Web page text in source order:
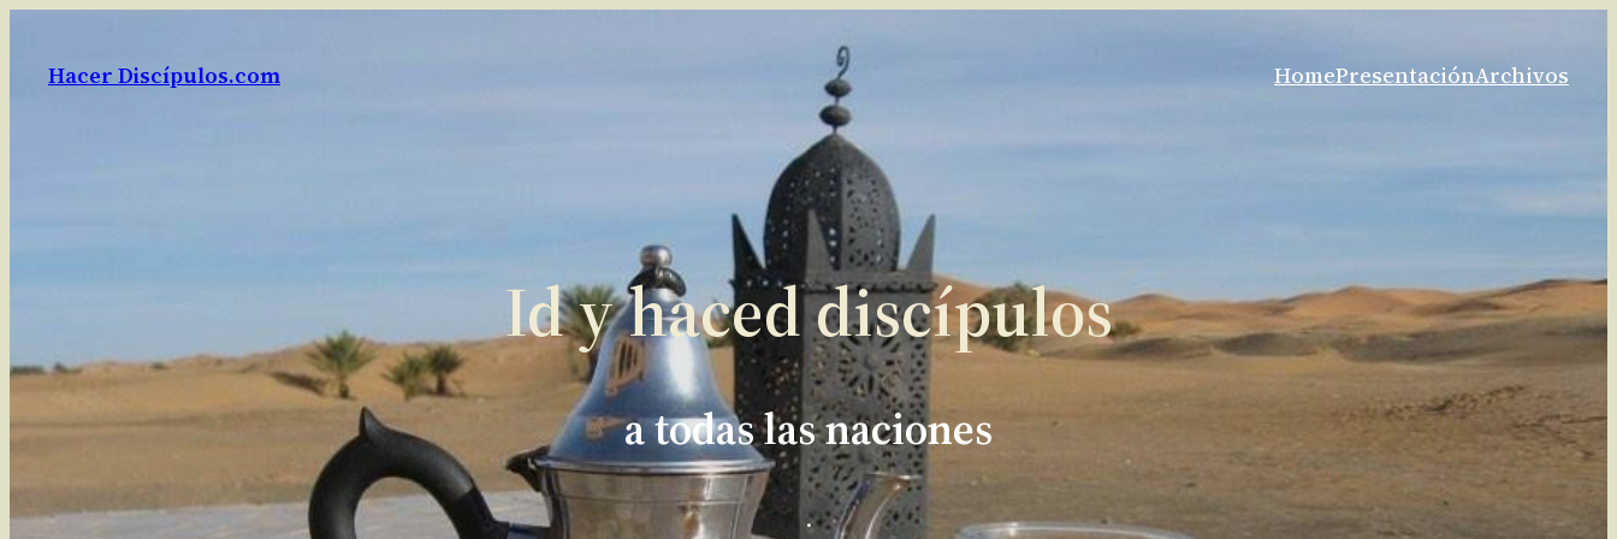
contenido
Hacer Discípulos.com HomePresentaciónArchivos
Id y haced discípulos
a todas las naciones
.